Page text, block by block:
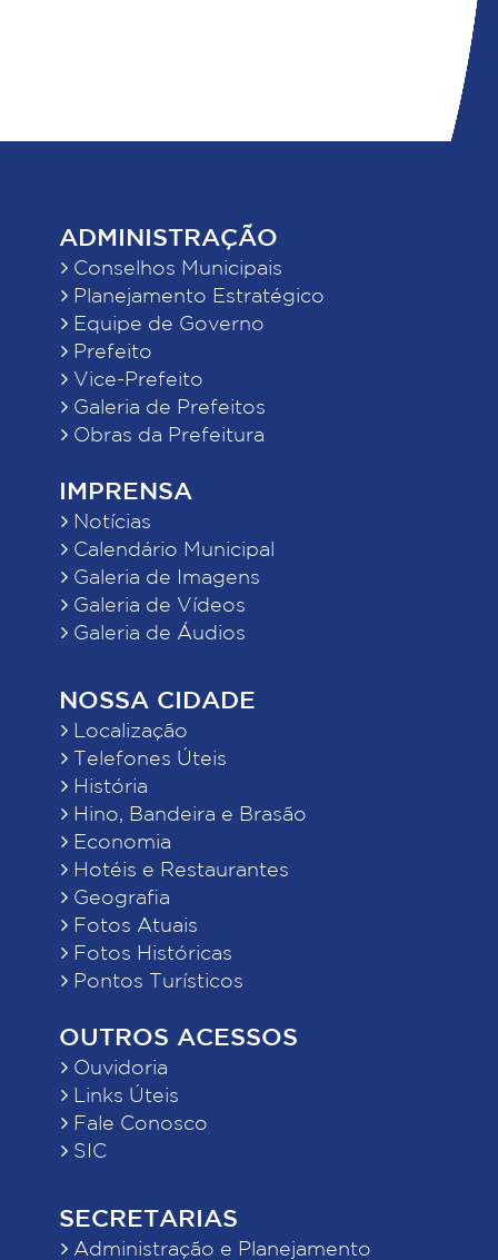
ADMINISTRAÇÃO
Conselhos Municipais
Planejamento Estratégico
Equipe de Governo
Prefeito
Vice-Prefeito
Galeria de Prefeitos
Obras da Prefeitura
IMPRENSA
Notícias
Calendário Municipal
Galeria de Imagens
Galeria de Vídeos
Galeria de Áudios
NOSSA CIDADE
Localização
Telefones Úteis
História
Hino, Bandeira e Brasão
Economia
Hotéis e Restaurantes
Geografia
Fotos Atuais
Fotos Históricas
Pontos Turísticos
OUTROS ACESSOS
Ouvidoria
Links Úteis
Fale Conosco
SIC
SECRETARIAS
Administração e Planejamento